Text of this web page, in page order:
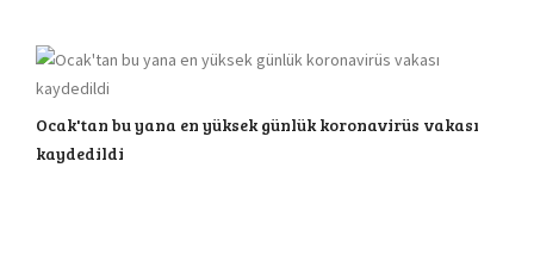
Ocak'tan bu yana en yüksek günlük koronavirüs vakası
kaydedildi